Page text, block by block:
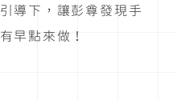
導下，讓彭尊發現手
早點來做！